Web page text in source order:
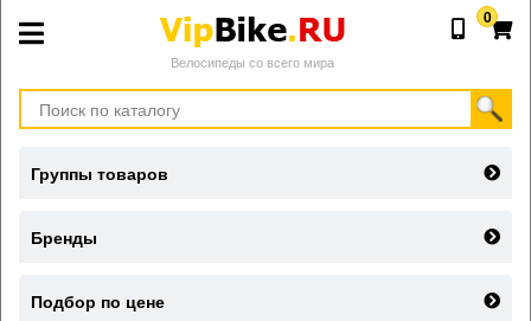
Велосипеды со всего мира
0
Группы товаров
Бренды
Подбор по цене